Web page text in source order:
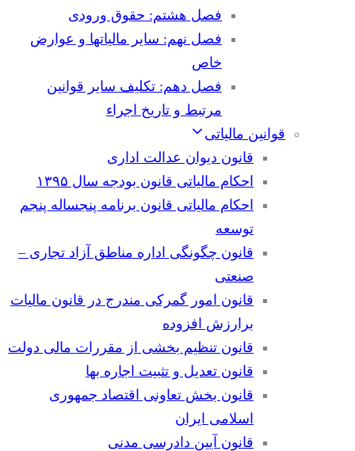
فصل هشتم: حقوق ورودی
فصل نهم: سایر مالیاتها و عوارض
خاص
فصل دهم: تکلیف سایر قوانین
مرتبط و تاریخ اجراء
قوانین مالیاتی
قانون دیوان عدالت اداری
احکام مالیاتی قانون بودجه سال ۱۳۹۵
احکام مالیاتی قانون برنامه پنجساله پنجم
توسعه
قانون چگونگی اداره مناطق آزاد تجاری –
صنعتی
قانون امور گمرکی مندرج در قانون مالیات
برارزش افزوده
قانون تنظیم بخشی از مقررات مالی دولت
قانون تعدیل و تثبیت اجاره بها
قانون بخش تعاونی اقتصاد جمهوری
اسلامی ایران
قانون آیین دادرسی مدنی